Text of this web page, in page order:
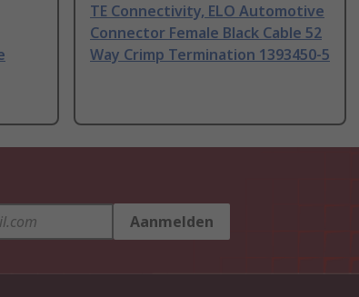
TE Connectivity, ELO Automotive
Connector Female Black Cable 52
Way Crimp Termination 1393450-5
Aanmelden